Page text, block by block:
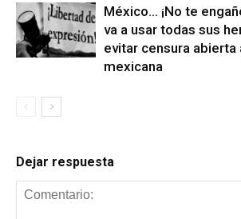
México… ¡No te
va a usar todas sus
evitar censura abierta
mexicana
Dejar respuesta